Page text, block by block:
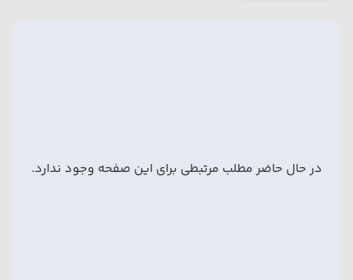
در حال حاضر مطلب مرتبطی برای این صفحه وجود ندارد.